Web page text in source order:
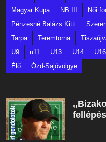
Magyar Kupa
NB III Női
Pénzesné Balázs Kitti
Tarpa
Teremtorna
U9
u11 U13 U14 U16
Élő
Ózd-Sajóvölgye